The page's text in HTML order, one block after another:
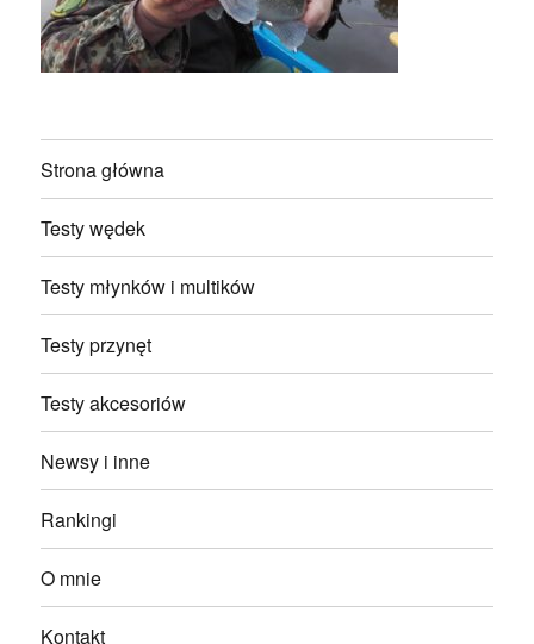
Strona główna
Testy wędek
Testy młynków i multików
Testy przynęt
Testy akcesoriów
Newsy i inne
Rankingi
O mnie
Kontakt